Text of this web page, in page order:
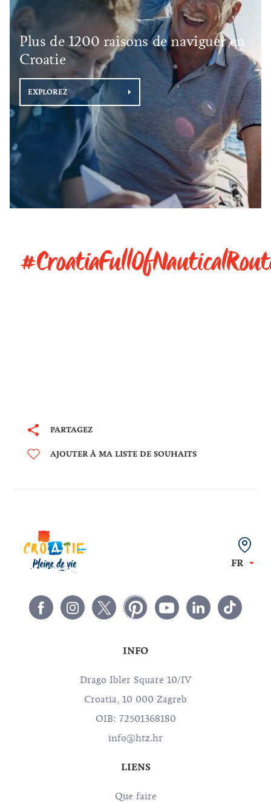
Plus de 1200 raisons de naviguer en
Croatie
EXPLOREZ
PARTAGEZ
AJOUTER À MA LISTE DE SOUHAITS
FR
INFO
Drago Ibler Square 10/IV
Croatia, 10 000 Zagreb
OIB: 72501368180
info@htz.hr
LIENS
Que faire